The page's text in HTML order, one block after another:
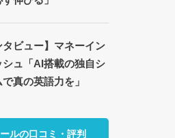
タビュー】マネーイン
シュ「AI搭載の独自シ
真の英語力を」
ルの口コミ・評判